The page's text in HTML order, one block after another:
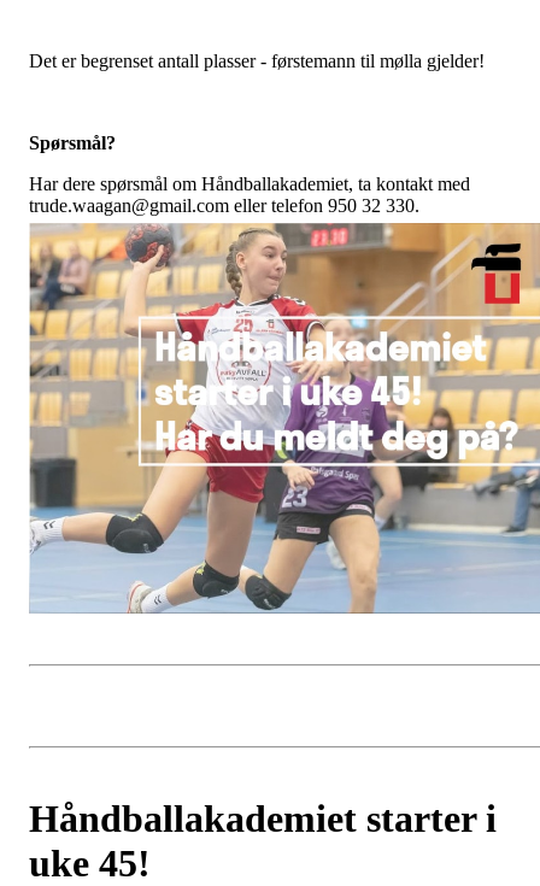
Det er begrenset antall plasser - førstemann til mølla gjelder!
Spørsmål?
Har dere spørsmål om Håndballakademiet, ta kontakt med
trude.waagan@gmail.com eller telefon 950 32 330.
Håndballakademiet starter i
uke 45!